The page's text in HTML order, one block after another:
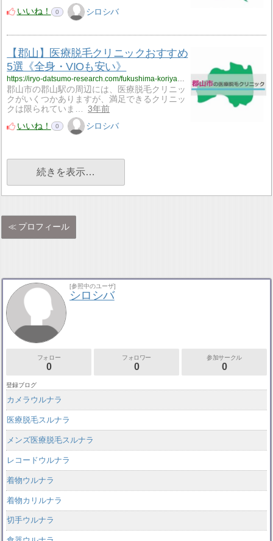
いいね！
0 シロシバ
【郡山】医療脱毛クリニックおすすめ
5選《全身・VIOも安い》
郡山市の郡山駅の周辺には、医療脱毛クリニッ
クがいくつかありますが、満足できるクリニッ
クは限られていま…
3年前
いいね！
0 シロシバ
続きを表示…
プロフィール
[参照中のユーザ]
シロシバ
フォロー
0
フォロワー
0
参加サークル
0
登録ブログ
カメラウルナラ
医療脱毛スルナラ
メンズ医療脱毛スルナラ
レコードウルナラ
着物ウルナラ
着物カリルナラ
切手ウルナラ